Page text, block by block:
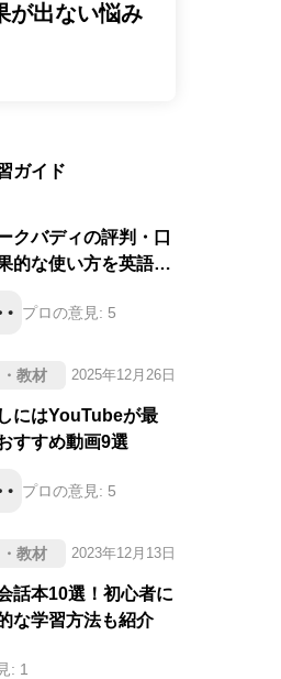
が出ない悩み
ガイド
クバディの評判・口
的な使い方を英語の
！
プロの意見: 5
教材 2025年12月26日
にはYouTubeが最
すすめ動画9選
プロの意見: 5
教材 2023年12月13日
話本10選！初心者に
な学習方法も紹介
: 1